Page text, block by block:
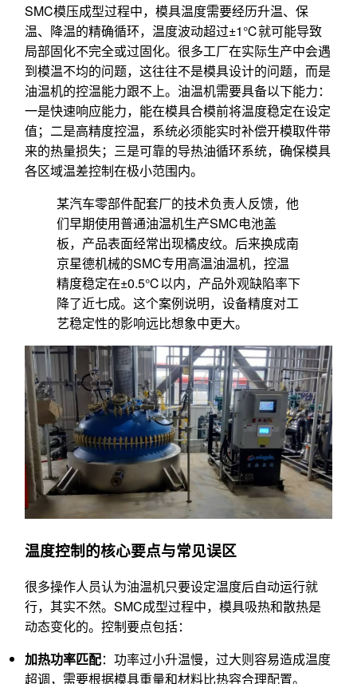
SMC模压成型过程中，模具温度需要经历升温、保
温、降温的精确循环，温度波动超过±1℃就可能导致
局部固化不完全或过固化。很多工厂在实际生产中会遇
到模温不均的问题，这往往不是模具设计的问题，而是
油温机的控温能力跟不上。油温机需要具备以下能力：
一是快速响应能力，能在模具合模前将温度稳定在设定
值；二是高精度控温，系统必须能实时补偿开模取件带
来的热量损失；三是可靠的导热油循环系统，确保模具
各区域温差控制在极小范围内。
某汽车零部件配套厂的技术负责人反馈，他
们早期使用普通油温机生产SMC电池盖
板，产品表面经常出现橘皮纹。后来换成南
京星德机械的SMC专用高温油温机，控温
精度稳定在±0.5℃以内，产品外观缺陷率下
降了近七成。这个案例说明，设备精度对工
艺稳定性的影响远比想象中更大。
温度控制的核心要点与常见误区
很多操作人员认为油温机只要设定温度后自动运行就
行，其实不然。SMC成型过程中，模具吸热和散热是
动态变化的。控制要点包括：
加热功率匹配：功率过小升温慢，过大则容易造成温度
超调，需要根据模具重量和材料比热容合理配置。